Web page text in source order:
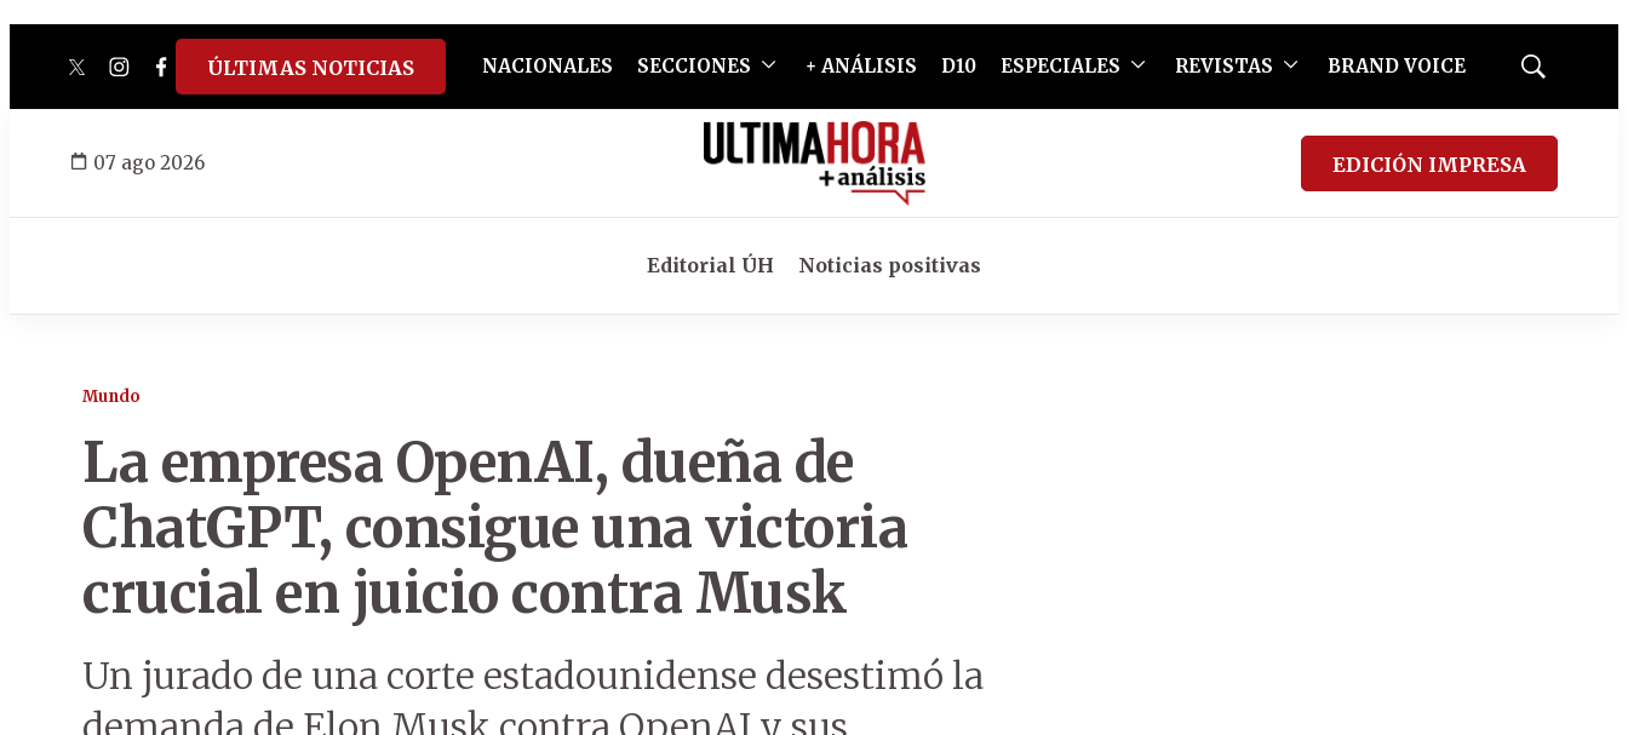
twitterinstagram
facebook
tiktokyoutube
spotify
ÚLTIMAS NOTICIAS NACIONALES SECCIONES + ANÁLISIS D10 ESPECIALES REVISTAS BRAND VOICE
Mostrar
07 ago 2026 EDICIÓN IMPRESA
Editorial ÚH Noticias positivas
Mundo
La empresa OpenAI, dueña de
ChatGPT, consigue una victoria
crucial en juicio contra Musk
Un jurado de una corte estadounidense desestimó la